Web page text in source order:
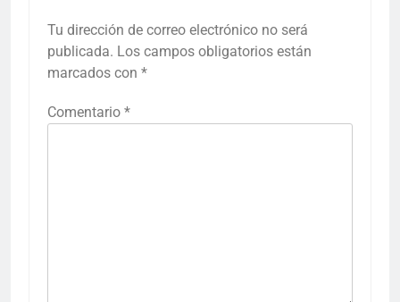
Tu dirección de correo electrónico no será
publicada. Los campos obligatorios están
marcados con *
Comentario *